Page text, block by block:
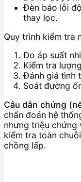
Đèn báo lỗi
thay lọc.
Quy trình kiểm tra
Đo áp suất
Kiểm tra
Đánh giá tình
Soát đường
Câu dẫn chứng
chẩn đoán hệ
nhưng triệu chứng
kiểm tra toàn
chồng lấp.